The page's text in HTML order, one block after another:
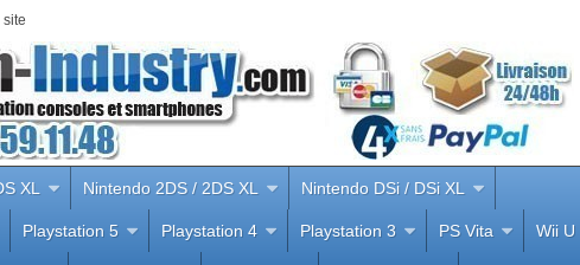
Nous utilisons des cookies
site
XL Nintendo 2DS / 2DS XL Nintendo DSi / DSi XL
Playstation 5 Playstation 4 Playstation 3 PS Vita Wii U